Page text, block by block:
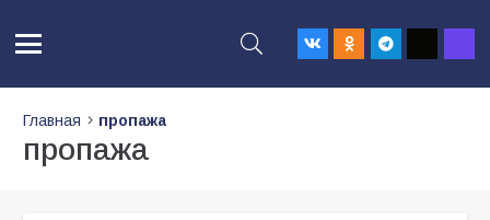
Главная пропажа
пропажа